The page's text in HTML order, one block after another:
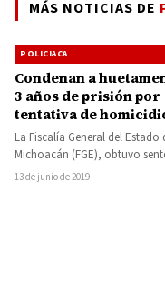
MÁS NOTICIAS DE
POLICIACA
Condenan a
3 años de prisión por
tentativa de
una mujer
La Fiscalía General del Estado
Michoacán (FGE), obtuvo
condenatoria de 3 años de
13 de junio de 2019